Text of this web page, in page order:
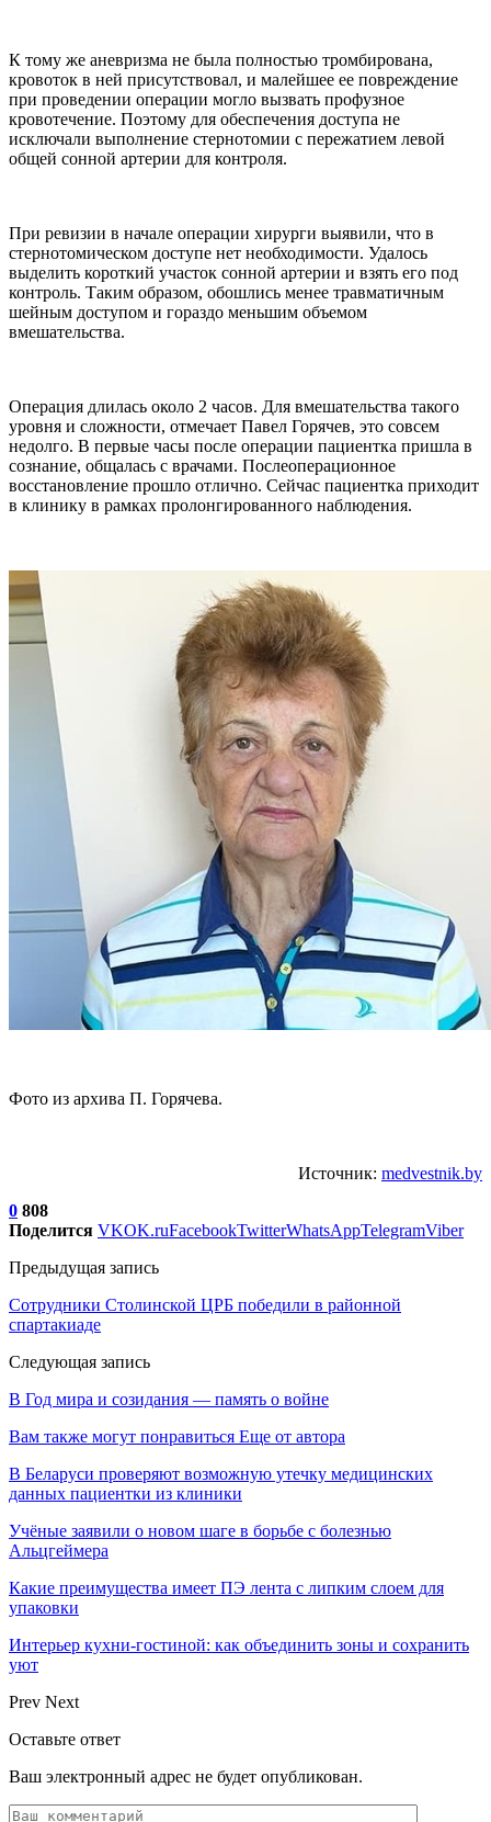
К тому же аневризма не была полностью тромбирована,
кровоток в ней присутствовал, и малейшее ее повреждение
при проведении операции могло вызвать профузное
кровотечение. Поэтому для обеспечения доступа не
исключали выполнение стернотомии с пережатием левой
общей сонной артерии для контроля.
При ревизии в начале операции хирурги выявили, что в
стернотомическом доступе нет необходимости. Удалось
выделить короткий участок сонной артерии и взять его под
контроль. Таким образом, обошлись менее травматичным
шейным доступом и гораздо меньшим объемом
вмешательства.
Операция длилась около 2 часов. Для вмешательства такого
уровня и сложности, отмечает Павел Горячев, это совсем
недолго. В первые часы после операции пациентка пришла в
сознание, общалась с врачами. Послеоперационное
восстановление прошло отлично. Сейчас пациентка приходит
в клинику в рамках пролонгированного наблюдения.
Фото из архива П. Горячева.
Источник: medvestnik.by
0 808
Поделится VKOK.ruFacebookTwitterWhatsAppTelegramViber
Предыдущая запись
Сотрудники Столинской ЦРБ победили в районной
спартакиаде
Следующая запись
В Год мира и созидания — память о войне
Вам также могут понравиться Еще от автора
В Беларуси проверяют возможную утечку медицинских
данных пациентки из клиники
Учёные заявили о новом шаге в борьбе с болезнью
Альцгеймера
Какие преимущества имеет ПЭ лента с липким слоем для
упаковки
Интерьер кухни-гостиной: как объединить зоны и сохранить
уют
Prev Next
Оставьте ответ
Ваш электронный адрес не будет опубликован.